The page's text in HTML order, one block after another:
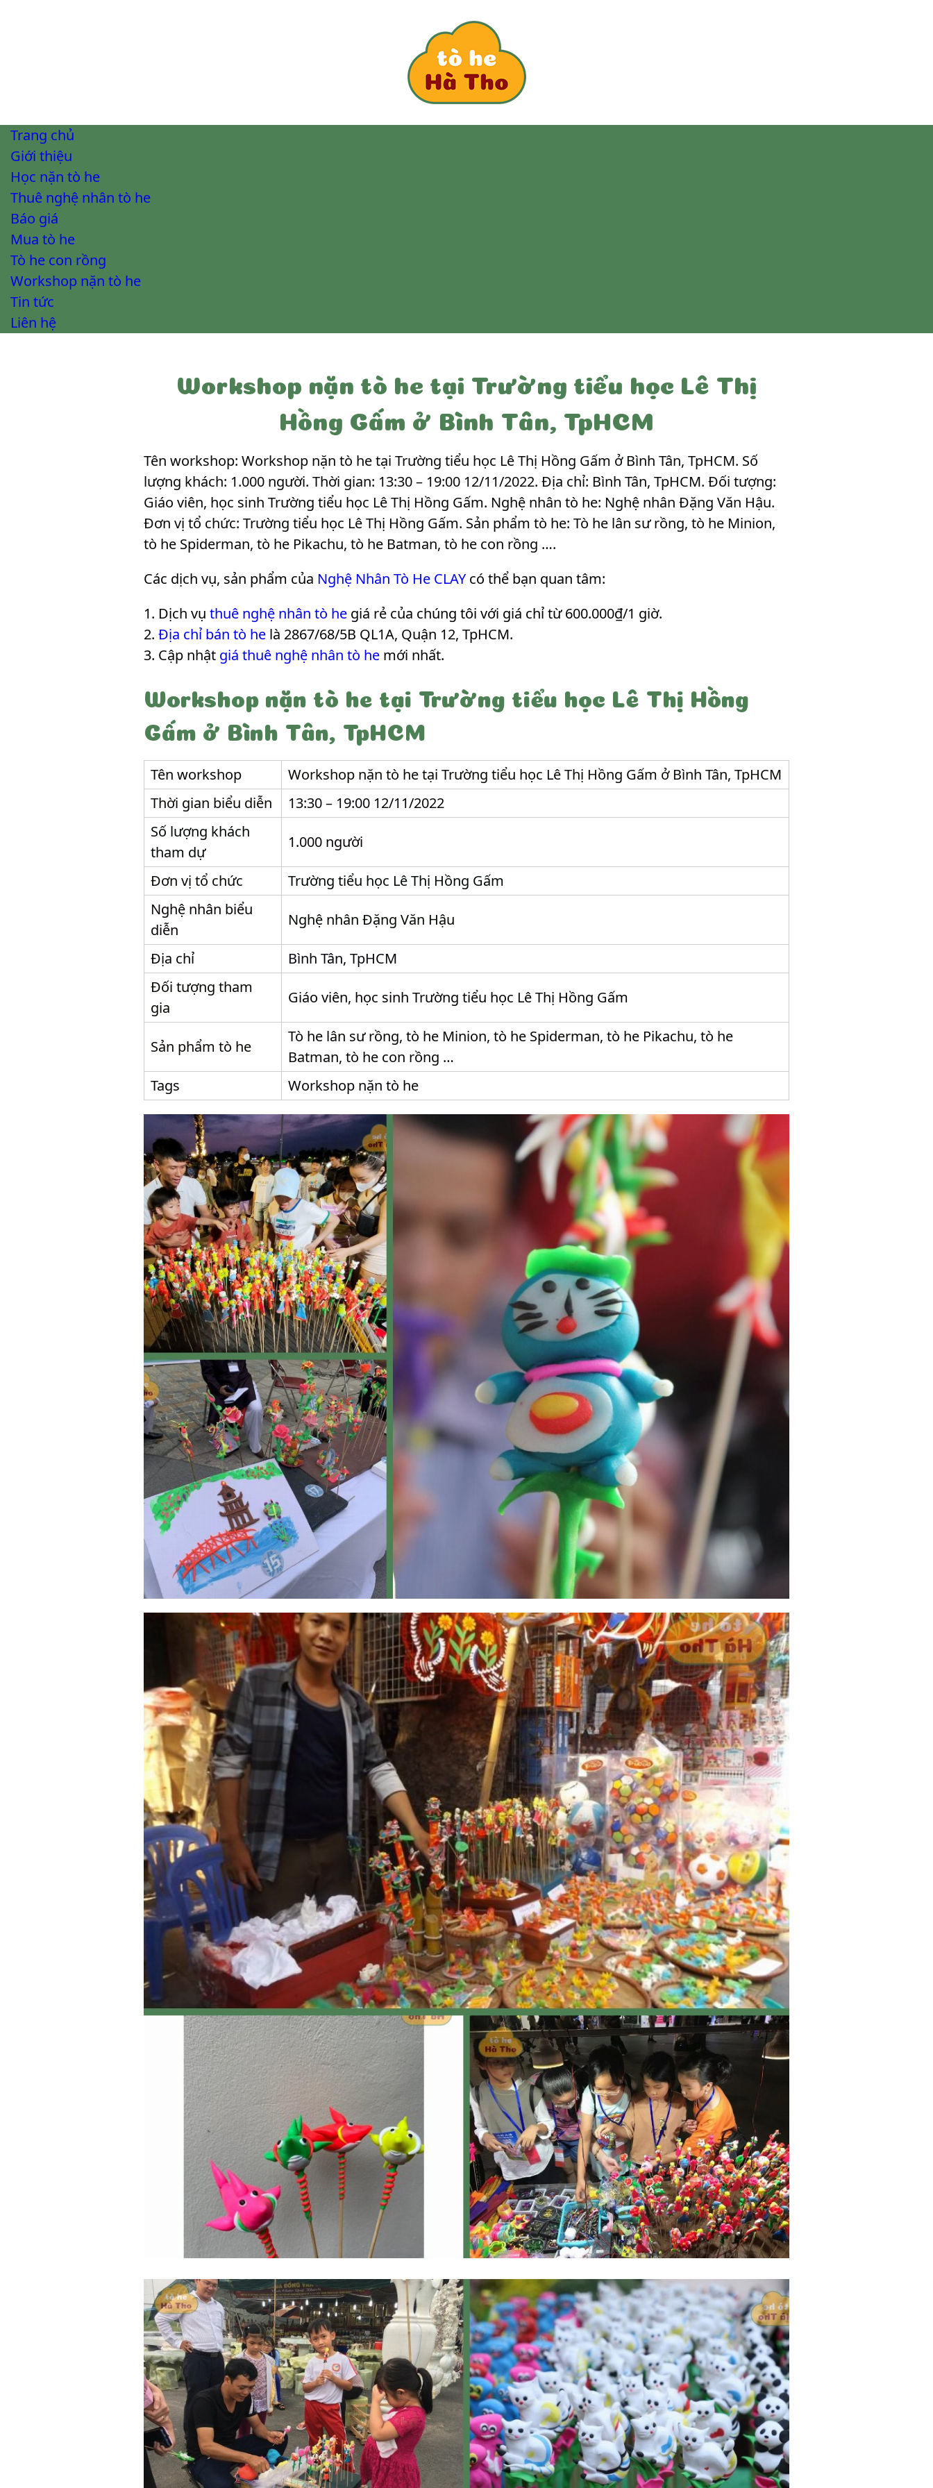
Trang chủ
Giới thiệu
Học nặn tò he
Thuê nghệ nhân tò he
Báo giá
Mua tò he
Tò he con rồng
Workshop nặn tò he
Tin tức
Liên hệ
Workshop nặn tò he tại Trường tiểu học Lê Thị
Hồng Gấm ở Bình Tân, TpHCM
Tên workshop: Workshop nặn tò he tại Trường tiểu học Lê Thị Hồng Gấm ở Bình Tân, TpHCM. Số
lượng khách: 1.000 người. Thời gian: 13:30 – 19:00 12/11/2022. Địa chỉ: Bình Tân, TpHCM. Đối tượng:
Giáo viên, học sinh Trường tiểu học Lê Thị Hồng Gấm. Nghệ nhân tò he: Nghệ nhân Đặng Văn Hậu.
Đơn vị tổ chức: Trường tiểu học Lê Thị Hồng Gấm. Sản phẩm tò he: Tò he lân sư rồng, tò he Minion,
tò he Spiderman, tò he Pikachu, tò he Batman, tò he con rồng ….
Các dịch vụ, sản phẩm của Nghệ Nhân Tò He CLAY có thể bạn quan tâm:
Dịch vụ thuê nghệ nhân tò he giá rẻ của chúng tôi với giá chỉ từ 600.000₫/1 giờ.
Địa chỉ bán tò he là 2867/68/5B QL1A, Quận 12, TpHCM.
Cập nhật giá thuê nghệ nhân tò he mới nhất.
Workshop nặn tò he tại Trường tiểu học Lê Thị Hồng
Gấm ở Bình Tân, TpHCM
Tên workshop
Workshop nặn tò he tại Trường tiểu học Lê Thị Hồng Gấm ở Bình Tân, TpHCM
Thời gian biểu diễn
13:30 – 19:00 12/11/2022
Số lượng khách
tham dự
1.000 người
Đơn vị tổ chức
Trường tiểu học Lê Thị Hồng Gấm
Nghệ nhân biểu
diễn
Nghệ nhân Đặng Văn Hậu
Địa chỉ
Bình Tân, TpHCM
Đối tượng tham
gia
Giáo viên, học sinh Trường tiểu học Lê Thị Hồng Gấm
Sản phẩm tò he
Tò he lân sư rồng, tò he Minion, tò he Spiderman, tò he Pikachu, tò he
Batman, tò he con rồng …
Tags
Workshop nặn tò he